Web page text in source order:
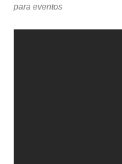
para eventos